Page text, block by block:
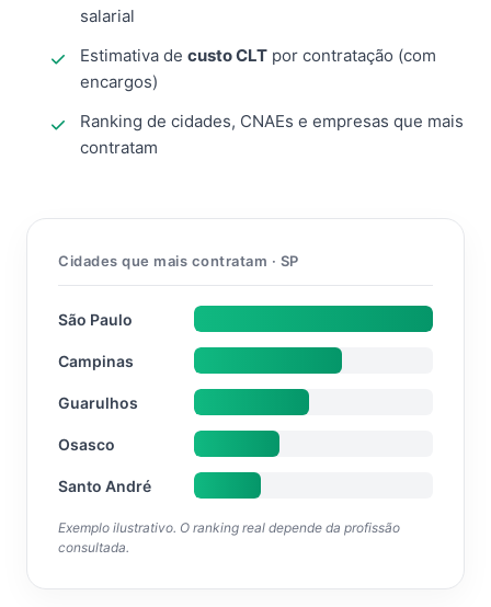
salarial
Estimativa de custo CLT por contratação (com
encargos)
Ranking de cidades, CNAEs e empresas que mais
contratam
Cidades que mais contratam · SP
São Paulo
Campinas
Guarulhos
Osasco
Santo André
Exemplo ilustrativo. O ranking real depende da profissão
consultada.